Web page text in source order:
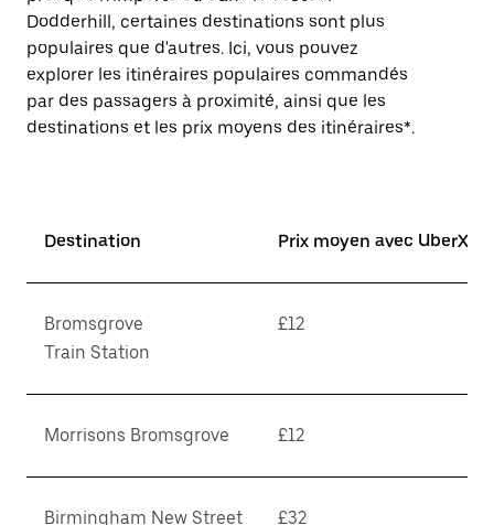
Dodderhill, certaines destinations sont plus
populaires que d'autres. Ici, vous pouvez
explorer les itinéraires populaires commandés
par des passagers à proximité, ainsi que les
destinations et les prix moyens des itinéraires*.
Destination Prix moyen avec UberX*
Bromsgrove
Train Station
£12
Morrisons Bromsgrove £12
Birmingham New Street £32